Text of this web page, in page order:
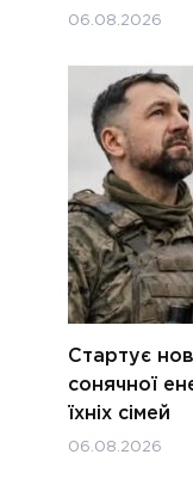
06.08.2026
Стартує
сонячної
їхніх сімей
06.08.2026